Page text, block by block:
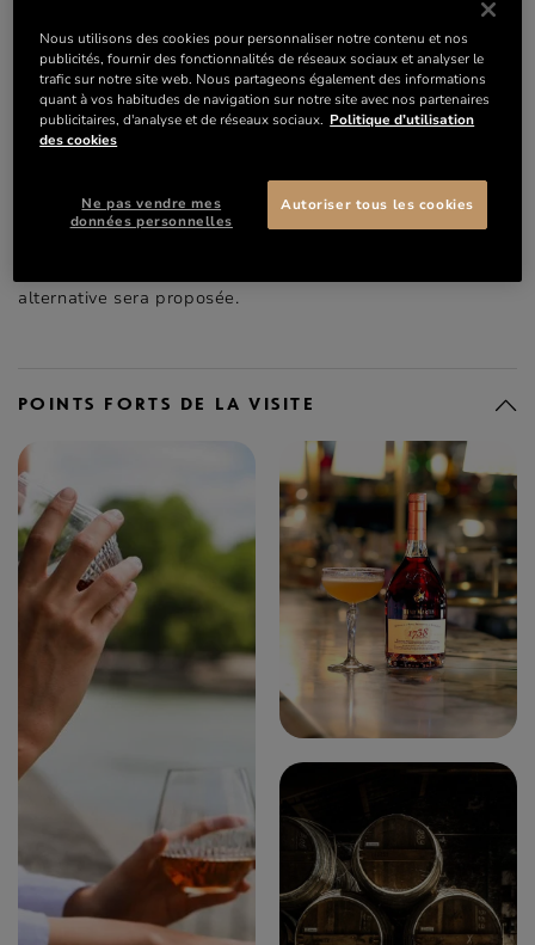
vous conter trois siècles d’histoire, de savoir-faire et de
passion. Vivez des expériences immersives captivantes
tout au long du parcours, avant de pénétrer dans le chai
de vieillissement afin d’y découvrir les secrets du
vieillissement de nos cognacs.
viendra clore cette visite.
*Dégustation réservée aux personnes majeures, pour
alternative sera proposée.
POINTS FORTS DE LA VISITE
Nous utilisons des cookies pour personnaliser notre contenu et nos
publicités, fournir des fonctionnalités de réseaux sociaux et analyser le
trafic sur notre site web. Nous partageons également des informations
quant à vos habitudes de navigation sur notre site avec nos partenaires
publicitaires, d'analyse et de réseaux sociaux. Politique d’utilisation
des cookies
Ne pas vendre mes
données personnelles
Autoriser tous les cookies